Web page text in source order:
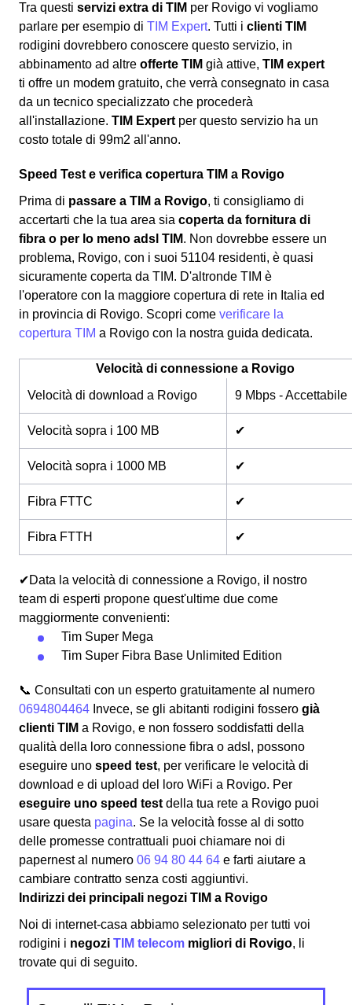
Tra questi servizi extra di TIM per Rovigo vi vogliamo
parlare per esempio di TIM Expert. Tutti i clienti TIM
rodigini dovrebbero conoscere questo servizio, in
abbinamento ad altre offerte TIM già attive, TIM expert
ti offre un modem gratuito, che verrà consegnato in casa
da un tecnico specializzato che procederà
all'installazione. TIM Expert per questo servizio ha un
costo totale di 99m2 all'anno.
Speed Test e verifica copertura TIM a Rovigo
Prima di passare a TIM a Rovigo, ti consigliamo di
accertarti che la tua area sia coperta da fornitura di
fibra o per lo meno adsl TIM. Non dovrebbe essere un
problema, Rovigo, con i suoi 51104 residenti, è quasi
sicuramente coperta da TIM. D'altronde TIM è
l'operatore con la maggiore copertura di rete in Italia ed
in provincia di Rovigo. Scopri come verificare la
copertura TIM a Rovigo con la nostra guida dedicata.
Velocità di connessione a Rovigo
Velocità di download a Rovigo
9 Mbps - Accettabile
Velocità sopra i 100 MB ✔
Velocità sopra i 1000 MB ✔
Fibra FTTC ✔
Fibra FTTH ✔
✔Data la velocità di connessione a Rovigo, il nostro
team di esperti propone quest'ultime due come
maggiormente convenienti:
Tim Super Mega
Tim Super Fibra Base Unlimited Edition
📞 Consultati con un esperto gratuitamente al numero
0694804464 Invece, se gli abitanti rodigini fossero già
clienti TIM a Rovigo, e non fossero soddisfatti della
qualità della loro connessione fibra o adsl, possono
eseguire uno speed test, per verificare le velocità di
download e di upload del loro WiFi a Rovigo. Per
eseguire uno speed test della tua rete a Rovigo puoi
usare questa pagina. Se la velocità fosse al di sotto
delle promesse contrattuali puoi chiamare noi di
papernest al numero 06 94 80 44 64 e farti aiutare a
cambiare contratto senza costi aggiuntivi.
Indirizzi dei principali negozi TIM a Rovigo
Noi di internet-casa abbiamo selezionato per tutti voi
rodigini i negozi TIM telecom migliori di Rovigo, li
trovate qui di seguito.